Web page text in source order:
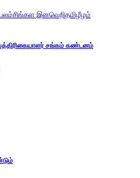
சிங்கள இனவெறிதமிழீழம்
சங்கம் கண்டனம்